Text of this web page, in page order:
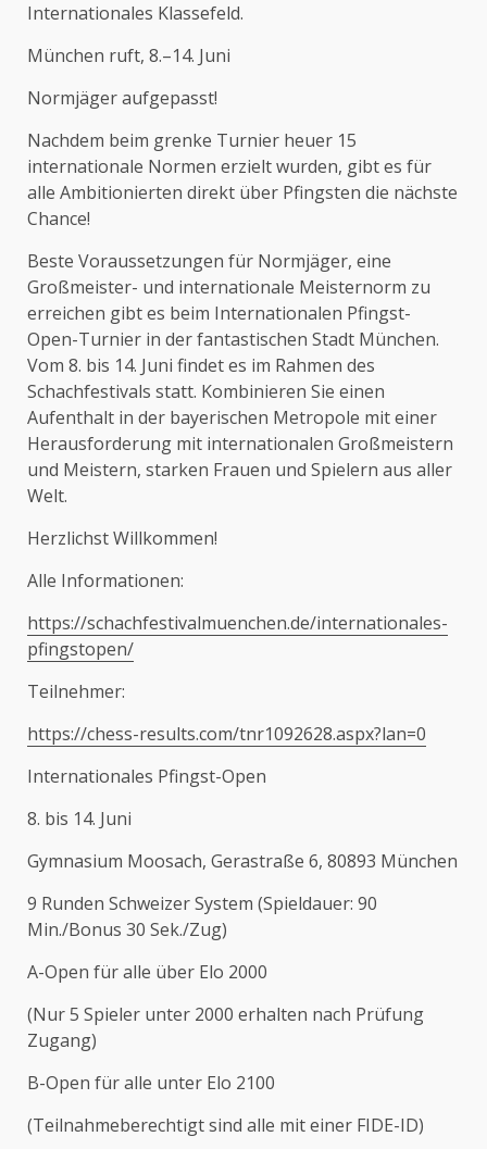
Internationales Klassefeld.
München ruft, 8.–14. Juni
Normjäger aufgepasst!
Nachdem beim grenke Turnier heuer 15
internationale Normen erzielt wurden, gibt es für
alle Ambitionierten direkt über Pfingsten die nächste
Chance!
Beste Voraussetzungen für Normjäger, eine
Großmeister- und internationale Meisternorm zu
erreichen gibt es beim Internationalen Pfingst-
Open-Turnier in der fantastischen Stadt München.
Vom 8. bis 14. Juni findet es im Rahmen des
Schachfestivals statt. Kombinieren Sie einen
Aufenthalt in der bayerischen Metropole mit einer
Herausforderung mit internationalen Großmeistern
und Meistern, starken Frauen und Spielern aus aller
Welt.
Herzlichst Willkommen!
Alle Informationen:
https://schachfestivalmuenchen.de/internationales-
pfingstopen/
Teilnehmer:
https://chess-results.com/tnr1092628.aspx?lan=0
Internationales Pfingst-Open
8. bis 14. Juni
Gymnasium Moosach, Gerastraße 6, 80893 München
9 Runden Schweizer System (Spieldauer: 90
Min./Bonus 30 Sek./Zug)
A-Open für alle über Elo 2000
(Nur 5 Spieler unter 2000 erhalten nach Prüfung
Zugang)
B-Open für alle unter Elo 2100
(Teilnahmeberechtigt sind alle mit einer FIDE-ID)